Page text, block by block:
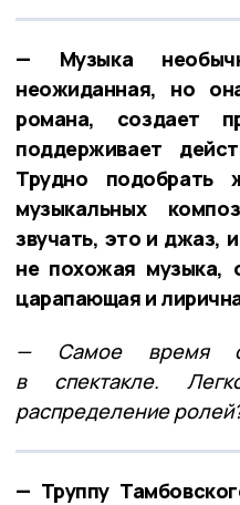
— Музыка
неожиданная, но
романа, создает
поддерживает
Трудно подобрать
музыкальных
звучать, это и джаз,
не похожая музыка,
царапающая и
— Самое время
в спектакле.
распределение
— Труппу